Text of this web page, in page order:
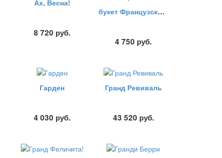
Ах, Весна!
8 720 руб.
букет Французских роз
4 750 руб.
Гарден
4 030 руб.
Гранд Ревиваль
43 520 руб.